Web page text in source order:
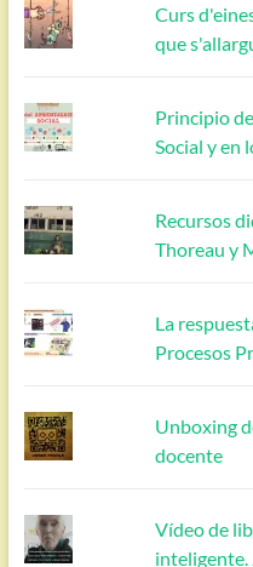
Curs
que
Principio
Social y en
Recursos
Thoreau y
La
Procesos
Unboxing
docente
Vídeo de
inteligente.